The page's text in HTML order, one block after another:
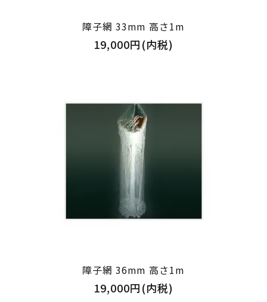
障子網 33mm 高さ1m
19,000円(内税)
障子網 36mm 高さ1m
19,000円(内税)